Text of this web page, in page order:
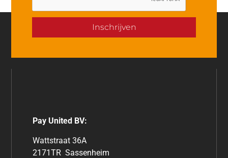
Inschrijven
Pay United BV:
Wattstraat 36A
2171TR Sassenheim